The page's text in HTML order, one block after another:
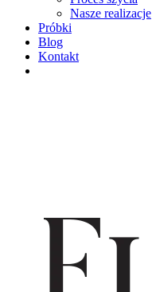
Nasze realizacje
Próbki
Blog
Kontakt